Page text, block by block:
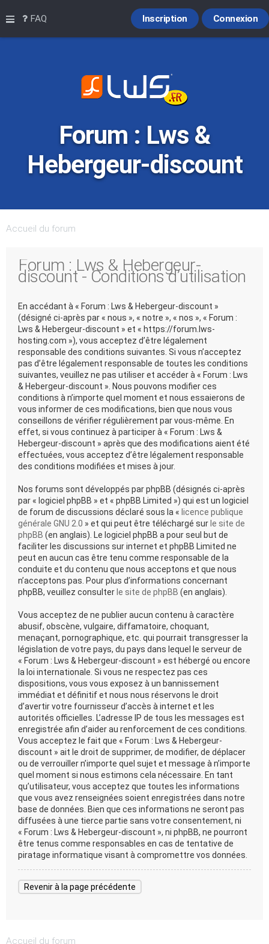
Raccourcis
FAQ Connexion
Inscription
Forum : Lws &
Hebergeur-discount
Accueil du forum
Forum : Lws & Hebergeur-
discount - Conditions d’utilisation
En accédant à « Forum : Lws & Hebergeur-discount »
(désigné ci-après par « nous », « notre », « nos », « Forum :
Lws & Hebergeur-discount » et « https://forum.lws-
hosting.com »), vous acceptez d’être légalement
responsable des conditions suivantes. Si vous n’acceptez
pas d’être légalement responsable de toutes les conditions
suivantes, veuillez ne pas utiliser et accéder à « Forum : Lws
& Hebergeur-discount ». Nous pouvons modifier ces
conditions à n’importe quel moment et nous essaierons de
vous informer de ces modifications, bien que nous vous
conseillons de vérifier régulièrement par vous-même. En
effet, si vous continuez à participer à « Forum : Lws &
Hebergeur-discount » après que des modifications aient été
effectuées, vous acceptez d’être légalement responsable
des conditions modifiées et mises à jour.
Nos forums sont développés par phpBB (désignés ci-après
par « logiciel phpBB » et « phpBB Limited ») qui est un logiciel
de forum de discussions déclaré sous la « licence publique
générale GNU 2.0 » et qui peut être téléchargé sur le site de
phpBB (en anglais). Le logiciel phpBB a pour seul but de
faciliter les discussions sur internet et phpBB Limited ne
peut en aucun cas être tenu comme responsable de la
conduite et du contenu que nous acceptons et que nous
n’acceptons pas. Pour plus d’informations concernant
phpBB, veuillez consulter le site de phpBB (en anglais).
Vous acceptez de ne publier aucun contenu à caractère
abusif, obscène, vulgaire, diffamatoire, choquant,
menaçant, pornographique, etc. qui pourrait transgresser la
législation de votre pays, du pays dans lequel le serveur de
« Forum : Lws & Hebergeur-discount » est hébergé ou encore
la loi internationale. Si vous ne respectez pas ces
dispositions, vous vous exposez à un bannissement
immédiat et définitif et nous nous réservons le droit
d’avertir votre fournisseur d’accès à internet et les
autorités officielles. L’adresse IP de tous les messages est
enregistrée afin d’aider au renforcement de ces conditions.
Vous acceptez le fait que « Forum : Lws & Hebergeur-
discount » ait le droit de supprimer, de modifier, de déplacer
ou de verrouiller n’importe quel sujet et message à n’importe
quel moment si nous estimons cela nécessaire. En tant
qu’utilisateur, vous acceptez que toutes les informations
que vous avez renseignées soient enregistrées dans notre
base de données. Bien que ces informations ne seront pas
diffusées à une tierce partie sans votre consentement, ni
« Forum : Lws & Hebergeur-discount », ni phpBB, ne pourront
être tenus comme responsables en cas de tentative de
piratage informatique visant à compromettre vos données.
Revenir à la page précédente
Accueil du forum